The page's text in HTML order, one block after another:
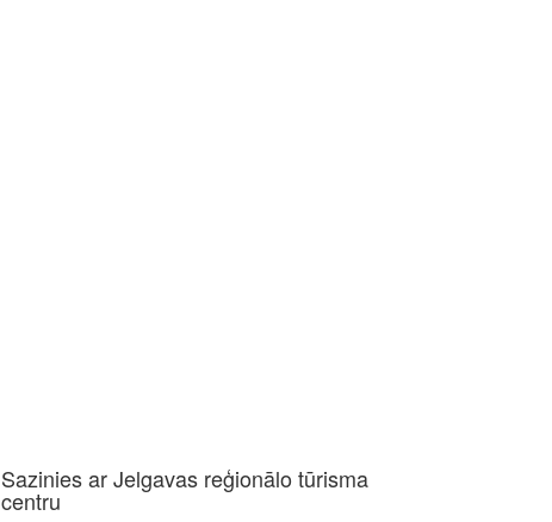
Sazinies ar Jelgavas reģionālo tūrisma
centru